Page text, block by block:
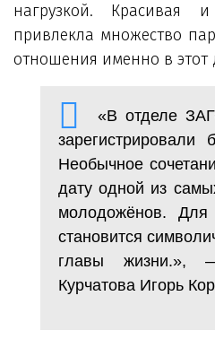
нагрузкой. Красивая
привлекла множество
отношения именно в этот
«В отделе
Необычное
дату одной из
молодожёнов. Для
становится
главы жизни.»,
Курчатова Игорь